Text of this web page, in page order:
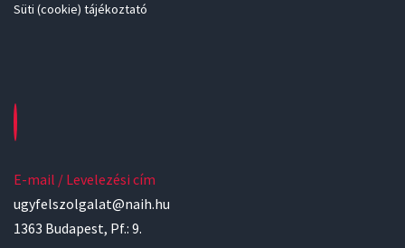
Süti (cookie) tájékoztató
E-mail / Levelezési cím
ugyfelszolgalat@naih.hu
1363 Budapest, Pf.: 9.